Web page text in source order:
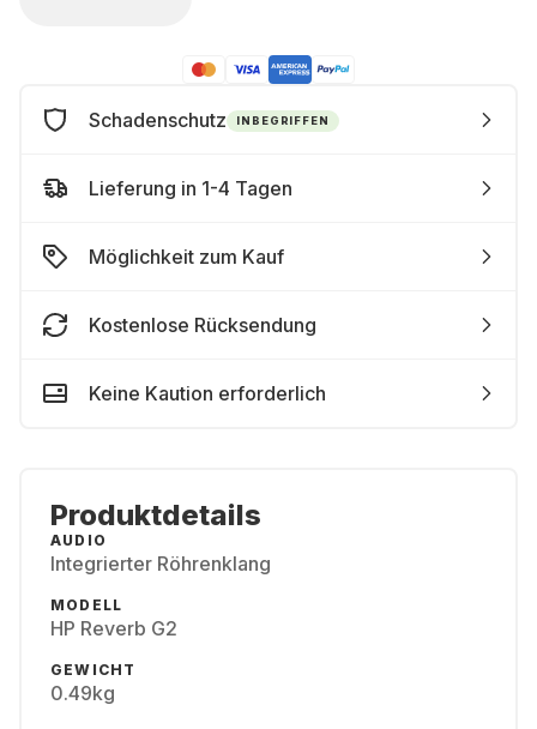
Schadenschutz INBEGRIFFEN
Lieferung in 1-4 Tagen
Möglichkeit zum Kauf
Kostenlose Rücksendung
Keine Kaution erforderlich
Produktdetails
AUDIO
Integrierter Röhrenklang
MODELL
HP Reverb G2
GEWICHT
0.49kg